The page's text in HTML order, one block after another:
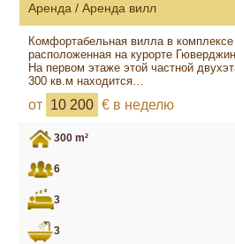
Аренда / Аренда вилл
Комфортабельная вилла в
расположенная на курорте
На первом этаже этой частной
300 кв.м находится…
от 10 200 € в неделю
300 m²
6
3
3